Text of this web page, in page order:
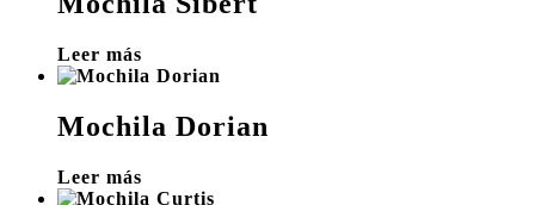
Leer más
Mochila Dorian
Leer más